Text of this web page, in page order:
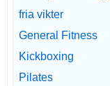
fria vikter
General Fitness
Kickboxing
Pilates